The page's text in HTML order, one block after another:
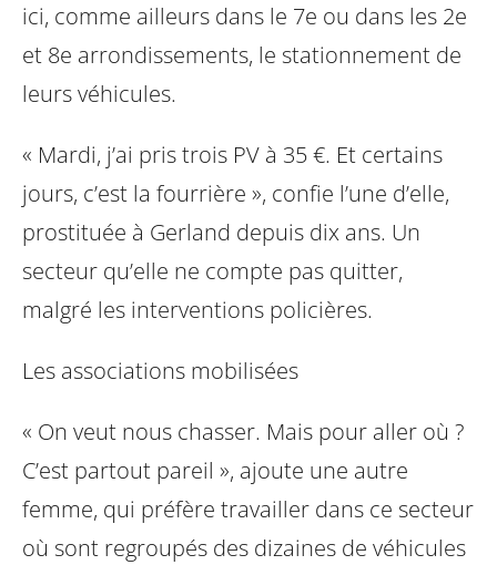
ici, comme ailleurs dans le 7e ou dans les 2e
et 8e arrondissements, le stationnement de
leurs véhicules.
« Mardi, j’ai pris trois PV à 35 €. Et certains
jours, c’est la fourrière », confie l’une d’elle,
prostituée à Gerland depuis dix ans. Un
secteur qu’elle ne compte pas quitter,
malgré les interventions policières.
Les associations mobilisées
« On veut nous chasser. Mais pour aller où ?
C’est partout pareil », ajoute une autre
femme, qui préfère travailler dans ce secteur
où sont regroupés des dizaines de véhicules